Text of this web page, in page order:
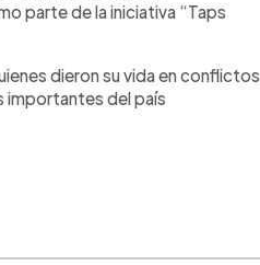
parte de la iniciativa “Taps
dieron su vida en conflictos
importantes del país